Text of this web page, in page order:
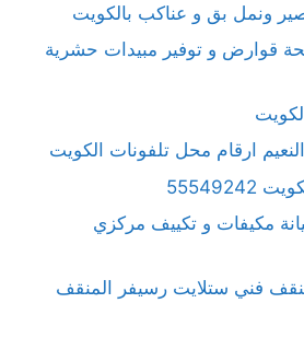
ونمل بق و عناكب بالكويت
قوارض و توفير مبيدات حشرية
ارقام محل تلفونات الكويت
مكيفات و تكييف مركزي
فني ستلايت رسيفر المنقف